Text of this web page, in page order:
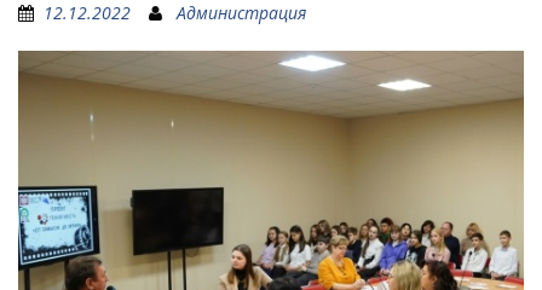
12.12.2022 Администрация